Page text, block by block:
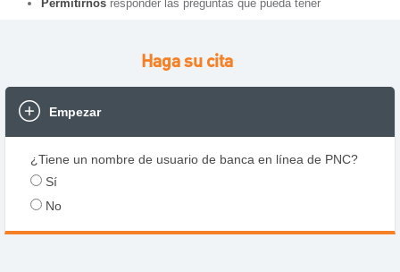
Permitirnosresponder las preguntas que pueda tener
Haga su cita
Empezar
¿Tiene un nombre de usuario de banca en línea de PNC?
Sí
No